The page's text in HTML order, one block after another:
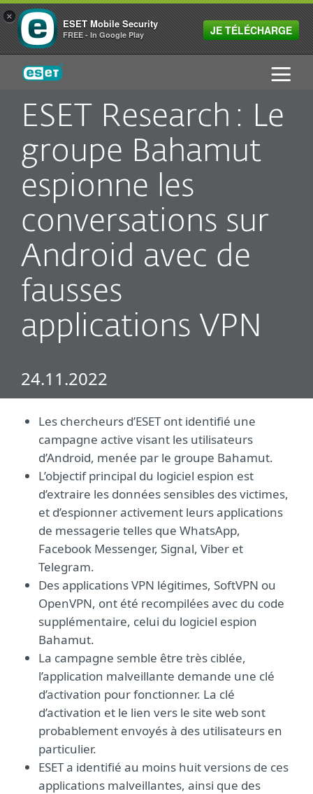
ESET Research : Le
groupe Bahamut
espionne les
conversations sur
Android avec de
fausses
applications VPN
24.11.2022
Les chercheurs d’ESET ont identifié une
campagne active visant les utilisateurs
d’Android, menée par le groupe Bahamut.
L’objectif principal du logiciel espion est
d’extraire les données sensibles des victimes,
et d’espionner activement leurs applications
de messagerie telles que WhatsApp,
Facebook Messenger, Signal, Viber et
Telegram.
Des applications VPN légitimes, SoftVPN ou
OpenVPN, ont été recompilées avec du code
supplémentaire, celui du logiciel espion
Bahamut.
La campagne semble être très ciblée,
l’application malveillante demande une clé
d’activation pour fonctionner. La clé
d’activation et le lien vers le site web sont
probablement envoyés à des utilisateurs en
particulier.
ESET a identifié au moins huit versions de ces
applications malveillantes, ainsi que des
ESET
×
ESET Mobile Security
FREE - In Google Play JE TÉLÉCHARGE